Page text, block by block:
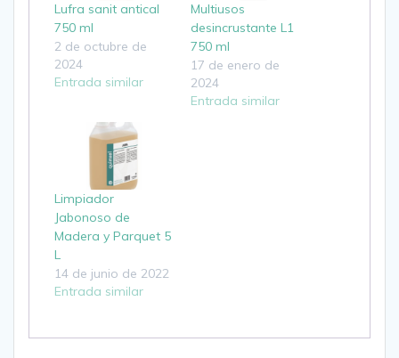
Lufra sanit antical
750 ml
2 de octubre de
2024
Entrada similar
Multiusos
desincrustante L1
750 ml
17 de enero de
2024
Entrada similar
Limpiador
Jabonoso de
Madera y Parquet 5
L
14 de junio de 2022
Entrada similar